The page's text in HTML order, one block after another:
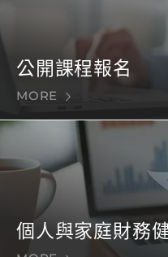
公開課程報名
MORE
個人與家庭財務